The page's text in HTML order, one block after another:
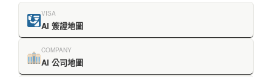
VISA
AI 簽證地圖
COMPANY
AI 公司地圖